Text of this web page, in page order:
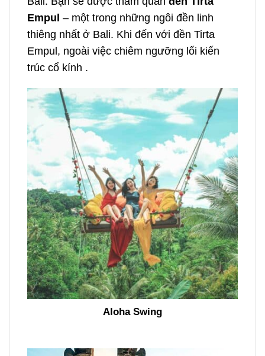
Empul – một trong những ngôi đền linh
thiêng nhất ở Bali. Khi đến với đền Tirta
Empul, ngoài việc chiêm ngưỡng lối kiến
trúc cổ kính .
Aloha Swing